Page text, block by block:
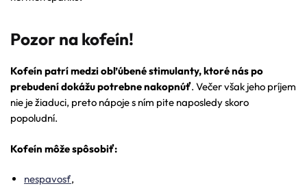
Pozor na kofeín!
Kofeín patrí medzi obľúbené stimulanty, ktoré nás po
prebudení dokážu potrebne nakopnúť. Večer však jeho príjem
nie je žiaduci, preto nápoje s ním pite naposledy skoro
popoludní.
Kofeín môže spôsobiť:
nespavosť,